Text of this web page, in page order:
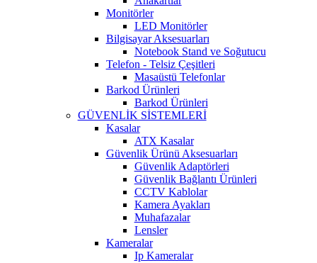
Monitörler
LED Monitörler
Bilgisayar Aksesuarları
Notebook Stand ve Soğutucu
Telefon - Telsiz Çeşitleri
Masaüstü Telefonlar
Barkod Ürünleri
Barkod Ürünleri
GÜVENLİK SİSTEMLERİ
Kasalar
ATX Kasalar
Güvenlik Ürünü Aksesuarları
Güvenlik Adaptörleri
Güvenlik Bağlantı Ürünleri
CCTV Kablolar
Kamera Ayakları
Muhafazalar
Lensler
Kameralar
Ip Kameralar